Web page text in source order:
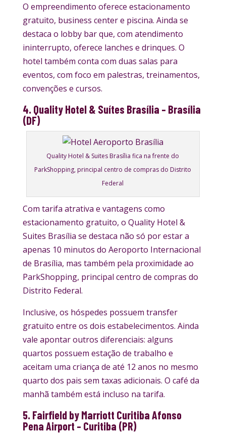
O empreendimento oferece estacionamento
gratuito, business center e piscina. Ainda se
destaca o lobby bar que, com atendimento
ininterrupto, oferece lanches e drinques. O
hotel também conta com duas salas para
eventos, com foco em palestras, treinamentos,
convenções e cursos.
4. Quality Hotel & Suítes Brasília – Brasília
(DF)
Quality Hotel & Suites Brasília fica na frente do
ParkShopping, principal centro de compras do Distrito
Federal
Com tarifa atrativa e vantagens como
estacionamento gratuito, o Quality Hotel &
Suites Brasília se destaca não só por estar a
apenas 10 minutos do Aeroporto Internacional
de Brasília, mas também pela proximidade ao
ParkShopping, principal centro de compras do
Distrito Federal.
Inclusive, os hóspedes possuem transfer
gratuito entre os dois estabelecimentos. Ainda
vale apontar outros diferenciais: alguns
quartos possuem estação de trabalho e
aceitam uma criança de até 12 anos no mesmo
quarto dos pais sem taxas adicionais. O café da
manhã também está incluso na tarifa.
5. Fairfield by Marriott Curitiba Afonso
Pena Airport – Curitiba (PR)